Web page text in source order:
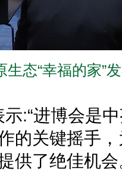
生态“幸福的家”
:“进博会是
的关键摇手
供了绝佳机